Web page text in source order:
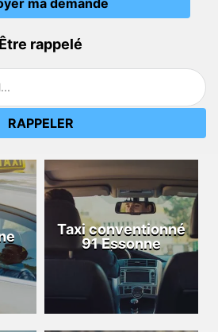
Être rappelé
Taxi conventionné
91 Essonne